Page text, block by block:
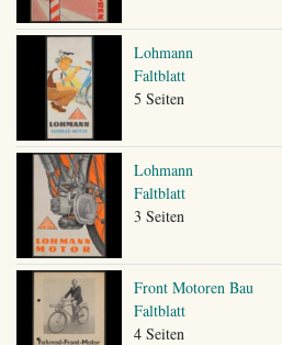
Lohmann
Faltblatt
5 Seiten
Lohmann
Faltblatt
3 Seiten
Front Motoren Bau
Faltblatt
4 Seiten